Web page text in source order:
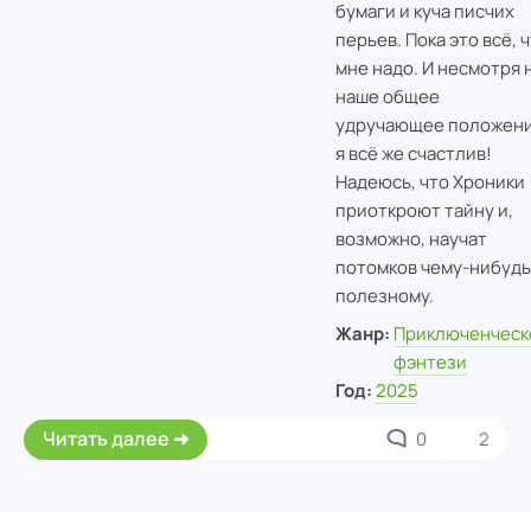
бумаги и куча писчих
перьев. Пока это всё,
мне надо. И несмотря
наше общее
удручающее
я всё же счастлив!
Надеюсь, что Хроники
приоткроют тайну и,
возможно, научат
потомков чему-нибудь
полезному.
Жанр:
фэнтези
Год: 2025
Читать далее 0 2